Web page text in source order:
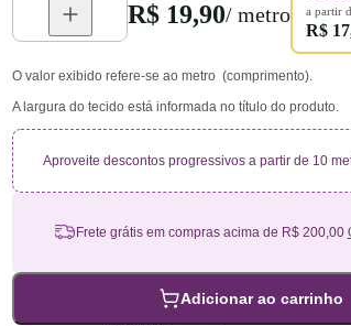
R$ 19,90/ metro a partir
R$
O valor exibido refere-se ao metro (comprimento).
A largura do tecido está informada no título do produto.
Aproveite descontos progressivos a partir de 10
Frete grátis em compras acima de R$ 200,00
Adicionar ao carrinho